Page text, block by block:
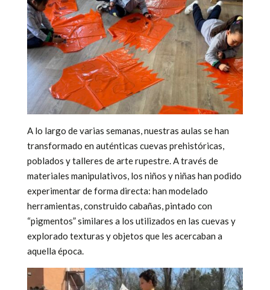
A lo largo de varias semanas, nuestras aulas se han
transformado en auténticas cuevas prehistóricas,
poblados y talleres de arte rupestre. A través de
materiales manipulativos, los niños y niñas han podido
experimentar de forma directa: han modelado
herramientas, construido cabañas, pintado con
“pigmentos” similares a los utilizados en las cuevas y
explorado texturas y objetos que les acercaban a
aquella época.